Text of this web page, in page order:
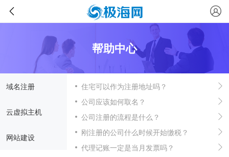
帮助中心
域名注册
云虚拟主机
网站建设
住宅可以作为注册地址吗？
公司应该如何取名？
公司注册的流程是什么？
刚注册的公司什么时候开始缴税？
代理记账一定是当月发票吗？